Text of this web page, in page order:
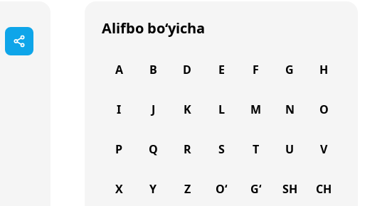
Alifbo bo‘yicha
A B D E F G H
I J K L M N O
P Q R S T U V
X Y Z O‘ G‘ SH CH